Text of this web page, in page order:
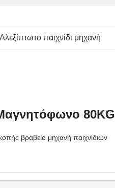
παιχνίδι μηχανή
80KG
βραβείο μηχανή παιχνιδιών